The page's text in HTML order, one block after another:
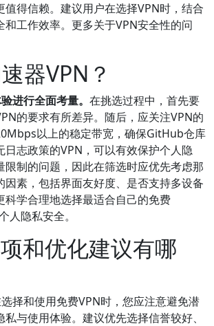
得信赖。建议用户在选择VPN时，结合
工作效率。更多关于VPN安全性的问
器VPN？
进行全面考量。 在挑选过程中，首先要
的要求有所差异。随后，应关注VPN的
以上的稳定带宽，确保GitHub仓库
志政策的VPN，可以有效保护个人隐
制的问题，因此在筛选时应优先考虑那
素，包括界面友好度、是否支持多设备
学合理地选择最适合自己的免费
隐私安全。
和优化建议有哪
择和使用免费VPN时，您应注意避免潜
与使用体验。建议优先选择信誉较好、